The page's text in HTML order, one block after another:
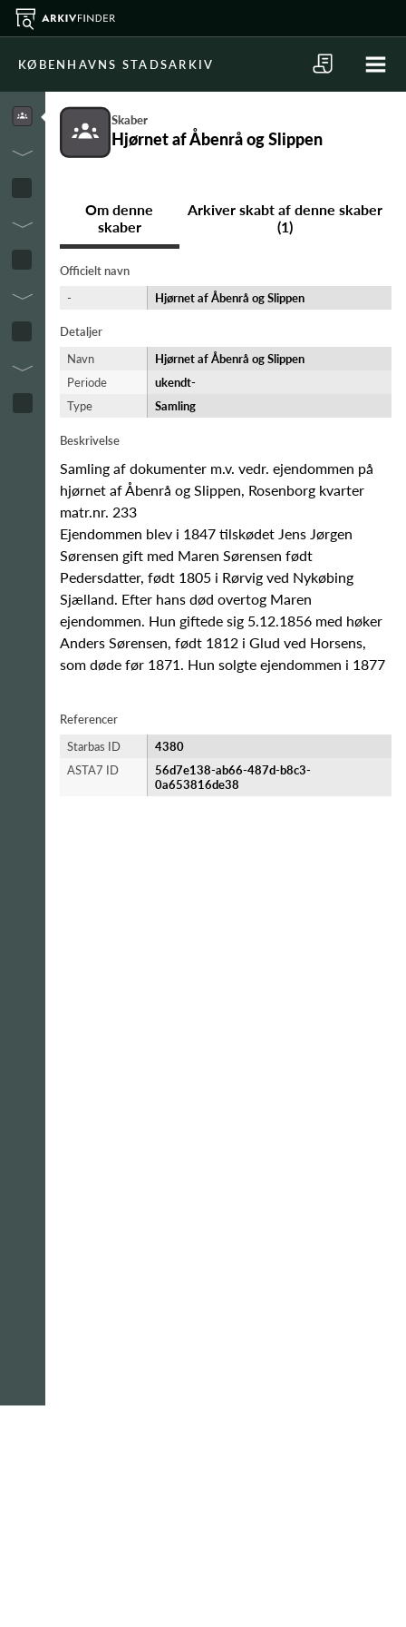
KØBENHAVNS STADSARKIV
Skaber
Hjørnet af Åbenrå og Slippen
Om denne
skaber
Arkiver skabt af denne skaber
(1)
Officielt navn
-
Hjørnet af Åbenrå og Slippen
Detaljer
Navn
Hjørnet af Åbenrå og Slippen
Periode
ukendt-​
Type
Samling
Beskrivelse
Samling af dokumenter m.v. vedr. ejendommen på
hjørnet af Åbenrå og Slippen, Rosenborg kvarter
matr.nr. 233
Ejendommen blev i 1847 tilskødet Jens Jørgen
Sørensen gift med Maren Sørensen født
Pedersdatter, født 1805 i Rørvig ved Nykøbing
Sjælland. Efter hans død overtog Maren
ejendommen. Hun giftede sig 5.12.1856 med høker
Anders Sørensen, født 1812 i Glud ved Horsens,
som døde før 1871. Hun solgte ejendommen i 1877
Referencer
Starbas ID
4380
ASTA7 ID
56d7e138-ab66-487d-b8c3-
0a653816de38